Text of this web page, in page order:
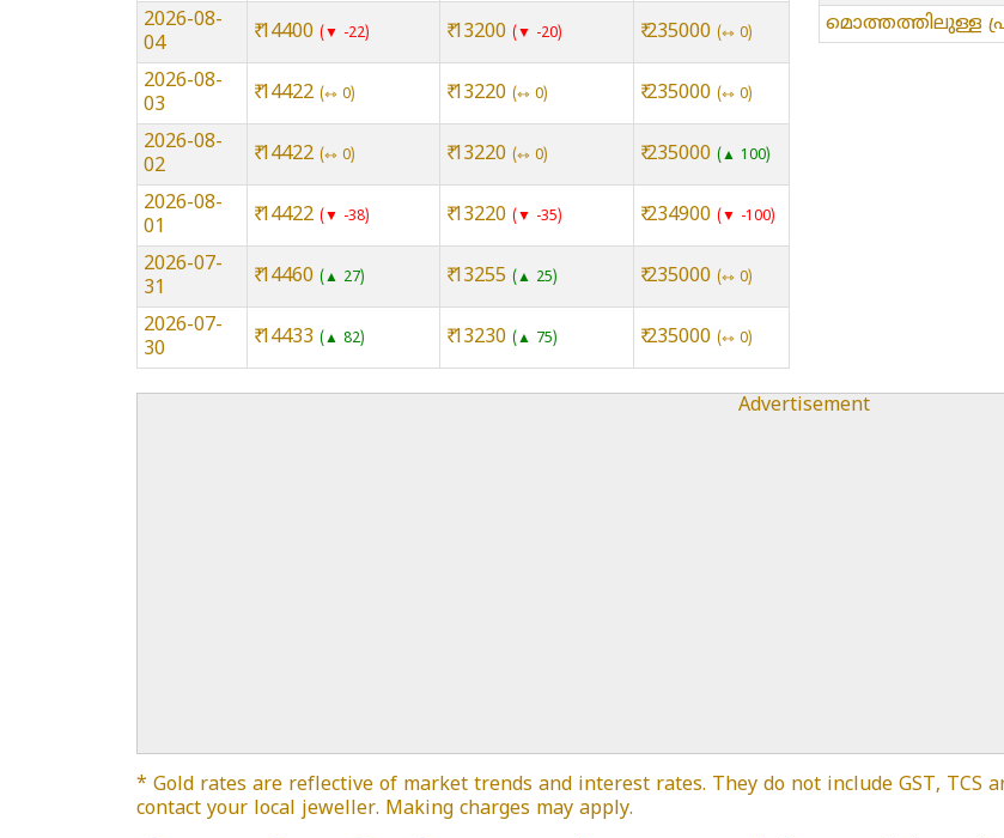
2026-08-
04
₹ 14400 ▼ -22 ₹ 13200 ▼ -20 ₹ 235000 ⇿ 0
2026-08-
03
₹ 14422 ⇿ 0 ₹ 13220 ⇿ 0 ₹ 235000 ⇿ 0
2026-08-
02
₹ 14422 ⇿ 0 ₹ 13220 ⇿ 0 ₹ 235000 ▲ 100
2026-08-
01
₹ 14422 ▼ -38 ₹ 13220 ▼ -35 ₹ 234900 ▼ -100
2026-07-
31
₹ 14460 ▲ 27 ₹ 13255 ▲ 25 ₹ 235000 ⇿ 0
2026-07-
30
₹ 14433 ▲ 82 ₹ 13230 ▲ 75 ₹ 235000 ⇿ 0
മൊത്തത്തിലുള്ള
Advertisement
* Gold rates are reflective of market trends and interest rates. They do not include GST, TCS
contact your local jeweller. Making charges may apply.